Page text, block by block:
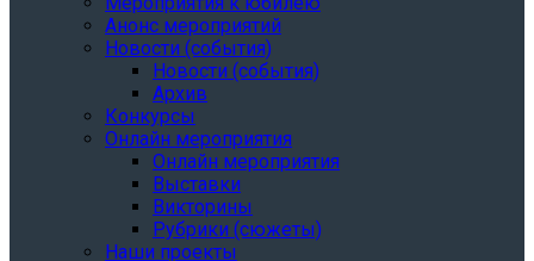
Анонс мероприятий
Новости (события)
Новости (события)
Архив
Конкурсы
Онлайн мероприятия
Онлайн мероприятия
Выставки
Викторины
Рубрики (сюжеты)
Наши проекты